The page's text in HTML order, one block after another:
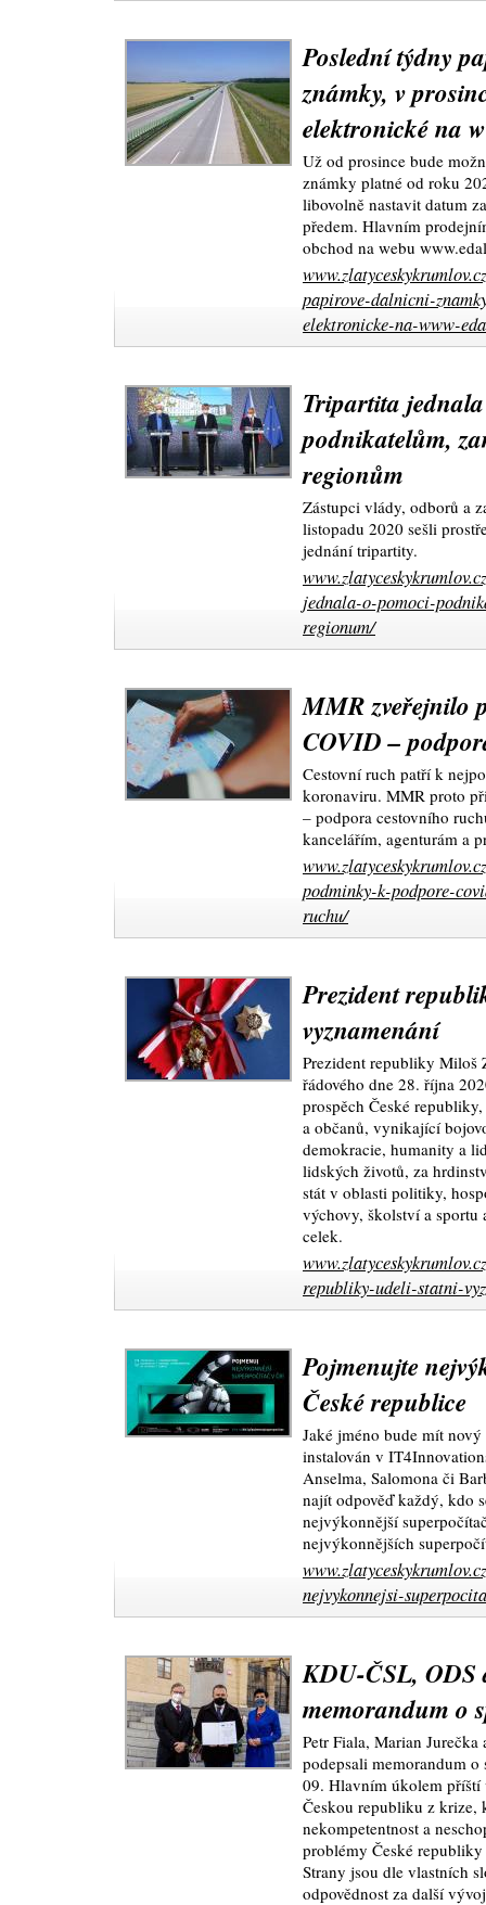
Poslední týdny
známky, v
elektronické na
Už od prosince bude
známky platné od roku
libovolně nastavit datum
předem. Hlavním
obchod na webu
papirove-dalnicni-
elektronicke-na-www-
Tripartita
podnikatelům,
regionům
Zástupci vlády, odborů a
listopadu 2020 sešli
jednání tripartity.
jednala-o-pomoci-
regionum/
MMR zveřejnilo
COVID –
Cestovní ruch patří k
koronaviru. MMR proto
– podpora cestovního
kancelářím, agenturám a
podminky-k-podpore-
ruchu/
Prezident
vyznamenání
Prezident republiky Miloš
řádového dne 28. října
prospěch České
a občanů, vynikající
demokracie, humanity a
lidských životů, za
stát v oblasti politiky,
výchovy, školství a sportu
celek.
republiky-udeli-statni-
Pojmenujte
České republice
Jaké jméno bude mít
instalován v
Anselma, Salomona či
najít odpověď každý, kdo
nejvýkonnější
nejvýkonnějších
nejvykonnejsi-
KDU-ČSL, ODS
memorandum o
Petr Fiala, Marian Jurečka
podepsali memorandum
09. Hlavním úkolem
Českou republiku z krize,
nekompetentnost a
problémy České
Strany jsou dle vlastních
odpovědnost za další